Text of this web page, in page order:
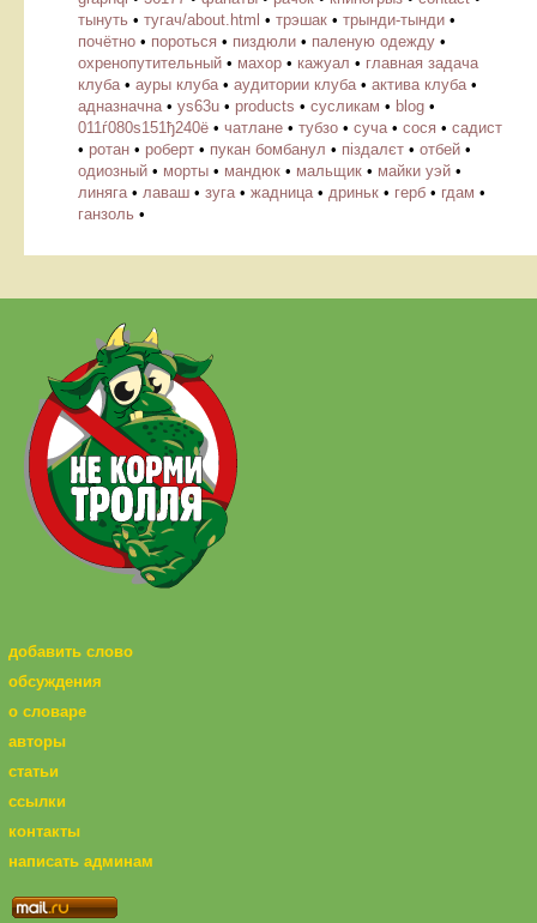
тынуть • тугач/about.html • трэшак • трынди-тынди •
почётно • пороться • пиздюли • паленую одежду •
охренопутительный • махор • кажуал • главная задача
клуба • ауры клуба • аудитории клуба • актива клуба •
адназначна • ys63u • products • cусликам • blog •
011ѓ080ѕ151ђ240ё • чатлане • тубзо • суча • сося • садист
• ротан • роберт • пукан бомбанул • піздалєт • отбей •
одиозный • морты • мандюк • мальщик • майки уэй •
линяга • лаваш • зуга • жадница • дриньк • герб • гдам •
ганзоль •
добавить слово
обсуждения
о словаре
авторы
статьи
ссылки
контакты
написать админам